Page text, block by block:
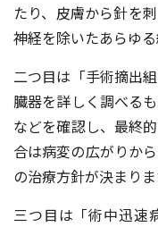
たり、⽪膚から針を
神経を除いたあらゆ
⼆つ⽬は「⼿術摘出
臓器を詳しく調べる
などを確認し、最終
合は病変の広がりか
の治療⽅針が決まりま
三つ⽬は「術中迅速